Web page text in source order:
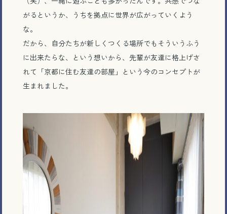
がるというか、うちを拠点に世界が広がっていくよう
な。
だから、自分たちが新しくつくる場所でもそういうふう
に出来たらな、という想いから、先輩が友達に格上げさ
れて「京都に住む友達の部屋」という今のコンセプトが
生まれました。